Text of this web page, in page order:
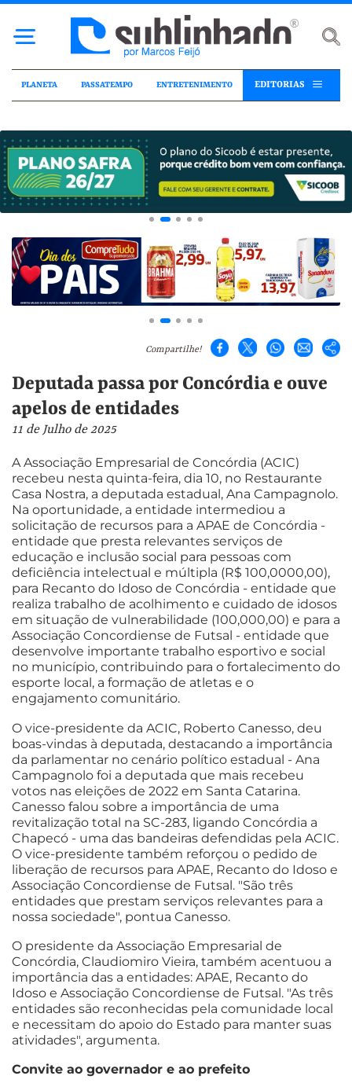
PLANETA PASSATEMPO ENTRETENIMENTO EDITORIAS
Compartilhe!
Deputada passa por Concórdia e ouve
apelos de entidades
11 de Julho de 2025
A Associação Empresarial de Concórdia (ACIC)
recebeu nesta quinta-feira, dia 10, no Restaurante
Casa Nostra, a deputada estadual, Ana Campagnolo.
Na oportunidade, a entidade intermediou a
solicitação de recursos para a APAE de Concórdia -
entidade que presta relevantes serviços de
educação e inclusão social para pessoas com
deficiência intelectual e múltipla (R$ 100,0000,00),
para Recanto do Idoso de Concórdia - entidade que
realiza trabalho de acolhimento e cuidado de idosos
em situação de vulnerabilidade (100,000,00) e para a
Associação Concordiense de Futsal - entidade que
desenvolve importante trabalho esportivo e social
no município, contribuindo para o fortalecimento do
esporte local, a formação de atletas e o
engajamento comunitário.
O vice-presidente da ACIC, Roberto Canesso, deu
boas-vindas à deputada, destacando a importância
da parlamentar no cenário político estadual - Ana
Campagnolo foi a deputada que mais recebeu
votos nas eleições de 2022 em Santa Catarina.
Canesso falou sobre a importância de uma
revitalização total na SC-283, ligando Concórdia a
Chapecó - uma das bandeiras defendidas pela ACIC.
O vice-presidente também reforçou o pedido de
liberação de recursos para APAE, Recanto do Idoso e
Associação Concordiense de Futsal. "São três
entidades que prestam serviços relevantes para a
nossa sociedade", pontua Canesso.
O presidente da Associação Empresarial de
Concórdia, Claudiomiro Vieira, também acentuou a
importância das a entidades: APAE, Recanto do
Idoso e Associação Concordiense de Futsal. "As três
entidades são reconhecidas pela comunidade local
e necessitam do apoio do Estado para manter suas
atividades", argumenta.
Convite ao governador e ao prefeito